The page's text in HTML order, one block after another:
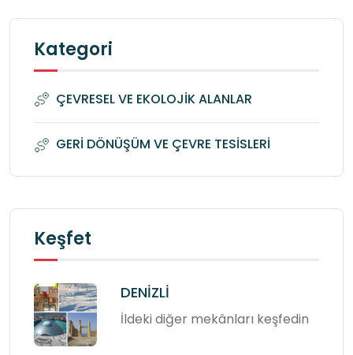
Kategori
ÇEVRESEL VE EKOLOJİK ALANLAR
GERİ DÖNÜŞÜM VE ÇEVRE TESİSLERİ
Keşfet
DENİZLİ
İldeki diğer mekânları keşfedin